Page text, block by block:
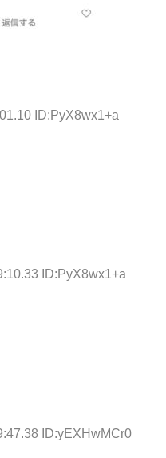
ID:PyX8wx1+a
ID:PyX8wx1+a
ID:yEXHwMCr0